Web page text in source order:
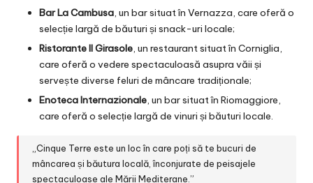
Bar La Cambusa, un bar situat în Vernazza, care oferă o
selecție largă de băuturi și snack-uri locale;
Ristorante Il Girasole, un restaurant situat în Corniglia,
care oferă o vedere spectaculoasă asupra văii și
servește diverse feluri de mâncare tradiționale;
Enoteca Internazionale, un bar situat în Riomaggiore,
care oferă o selecție largă de vinuri și băuturi locale.
„Cinque Terre este un loc în care poți să te bucuri de
mâncarea și băutura locală, înconjurate de peisajele
spectaculoase ale Mării Mediterane.”